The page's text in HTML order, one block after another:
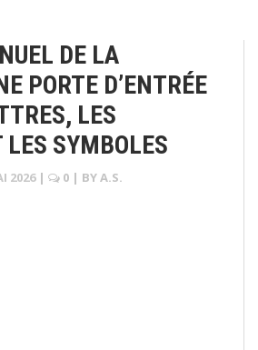
DE LA
PORTE D’ENTRÉE
LES
LES SYMBOLES
2026 | 0 | BYA.S.